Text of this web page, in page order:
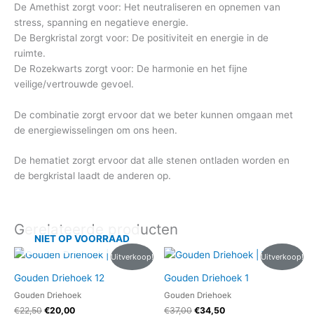
De Amethist zorgt voor: Het neutraliseren en opnemen van
stress, spanning en negatieve energie.
De Bergkristal zorgt voor: De positiviteit en energie in de
ruimte.
De Rozekwarts zorgt voor: De harmonie en het fijne
veilige/vertrouwde gevoel.
De combinatie zorgt ervoor dat we beter kunnen omgaan met
de energiewisselingen om ons heen.
De hematiet zorgt ervoor dat alle stenen ontladen worden en
de bergkristal laadt de anderen op.
Gerelateerde producten
Uitverkoop!
NIET OP VOORRAAD
Gouden Driehoek 12
Gouden Driehoek
€22,50
Oorspronkelijke
was:
€22,50.
€20,00
Huidige
is:
€20,00.
Uitverkoop!
Gouden Driehoek 1
Gouden Driehoek
€37,00
Oorspronkelijke
was:
€37,00.
€34,50
Huidige
is:
€34,50.